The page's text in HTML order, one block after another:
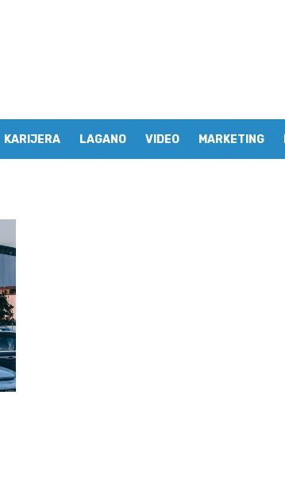
KARIJERA LAGANO VIDEO MARKETING